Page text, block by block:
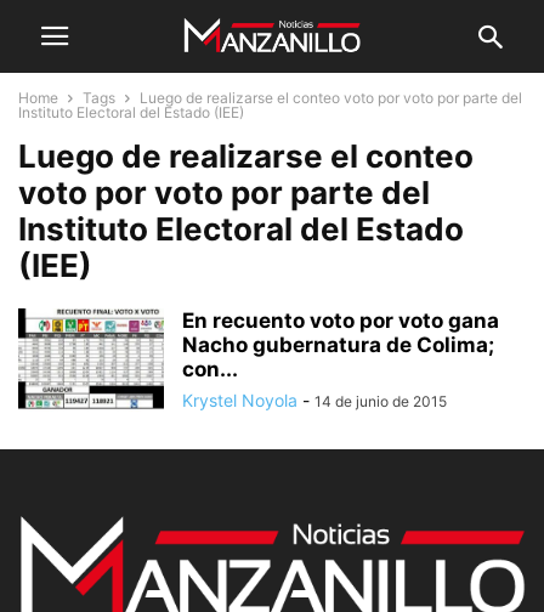
Home Tags
Luego de realizarse el conteo voto por voto por parte del
Instituto Electoral del Estado (IEE)
Luego de realizarse el conteo
voto por voto por parte del
Instituto Electoral del Estado
(IEE)
En recuento voto por voto gana
Nacho gubernatura de Colima;
con...
Krystel Noyola - 14 de junio de 2015